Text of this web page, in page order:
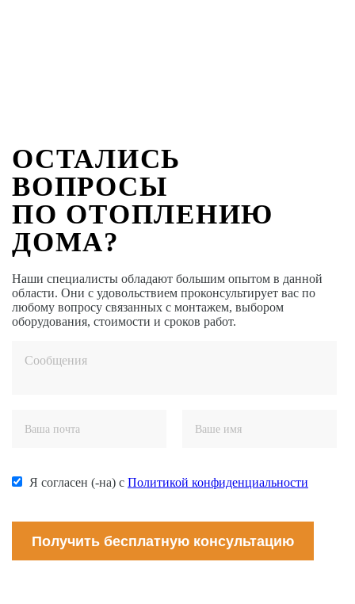
ОСТАЛИСЬ
ВОПРОСЫ
ПО ОТОПЛЕНИЮ
ДОМА?
Наши специалисты обладают большим опытом в данной
области. Они с удовольствием проконсультирует вас по
любому вопросу связанных с монтажем, выбором
оборудования, стоимости и сроков работ.
Я согласен (-на) с Политикой конфиденциальности
Получить бесплатную консультацию